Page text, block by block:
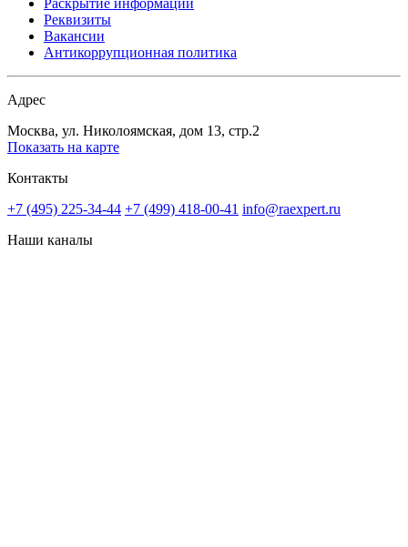
Реквизиты
Вакансии
Антикоррупционная политика
Адрес
Москва, ул. Николоямская, дом 13, стр.2
Показать на карте
Контакты
+7 (495) 225-34-44 +7 (499) 418-00-41 info@raexpert.ru
Наши каналы